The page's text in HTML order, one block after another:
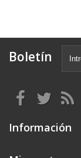
Boletín
Información